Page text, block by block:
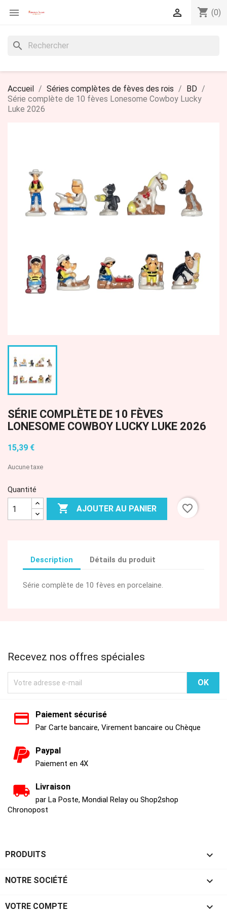
 shopping_cart (0)

search
Accueil Séries complètes de fèves des rois
BD
Série complète de 10 fèves Lonesome Cowboy Lucky
Luke 2026
SÉRIE COMPLÈTE DE 10 FÈVES
LONESOME COWBOY LUCKY LUKE 2026
15,39 €
Aucune taxe
Quantité
 AJOUTER AU PANIER favorite_border
Description Détails du produit
Série complète de 10 fèves en porcelaine.
Recevez nos offres spéciales
Paiement sécurisé
Par Carte bancaire, Virement bancaire ou Chèque
Paypal
Paiement en 4X
Livraison
par La Poste, Mondial Relay ou Shop2shop
Chronopost
PRODUITS 
NOTRE SOCIÉTÉ 
VOTRE COMPTE 